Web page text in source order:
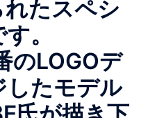
たスペシ
。
のLOGOデ
したモデル